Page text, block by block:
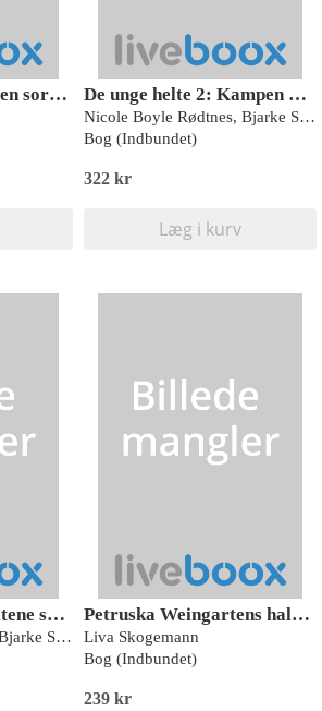
Magikernes tid 1: Den sorte fjer De unge helte 2: Kampen mod PYRE
Nicole Boyle Rødtnes, Bjarke Schjødt Larsen
Bog (Indbundet)
322 kr
Læg i kurv
De unge helte 1: Heltene samles
Nicole Boyle Rødtnes, Bjarke Schjødt Larsen
Petruska Weingartens halve hjerte
Liva Skogemann
Bog (Indbundet)
239 kr